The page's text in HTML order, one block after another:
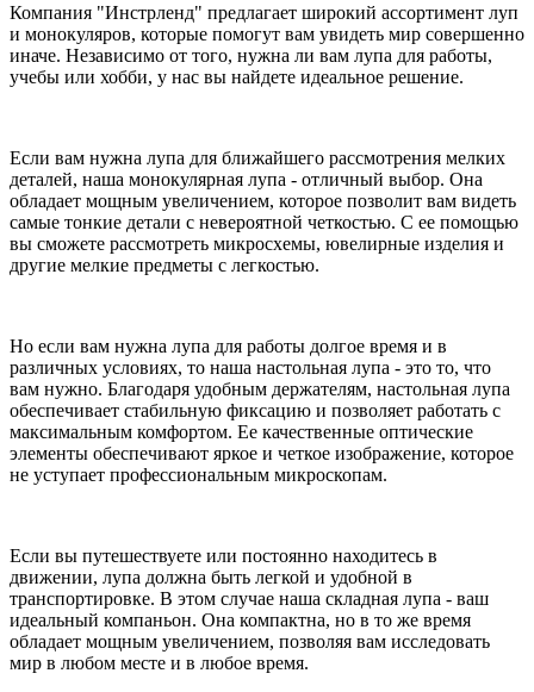
Компания "Инстрленд" предлагает широкий ассортимент луп
и монокуляров, которые помогут вам увидеть мир совершенно
иначе. Независимо от того, нужна ли вам лупа для работы,
учебы или хобби, у нас вы найдете идеальное решение.
Если вам нужна лупа для ближайшего рассмотрения мелких
деталей, наша монокулярная лупа - отличный выбор. Она
обладает мощным увеличением, которое позволит вам видеть
самые тонкие детали с невероятной четкостью. С ее помощью
вы сможете рассмотреть микросхемы, ювелирные изделия и
другие мелкие предметы с легкостью.
Но если вам нужна лупа для работы долгое время и в
различных условиях, то наша настольная лупа - это то, что
вам нужно. Благодаря удобным держателям, настольная лупа
обеспечивает стабильную фиксацию и позволяет работать с
максимальным комфортом. Ее качественные оптические
элементы обеспечивают яркое и четкое изображение, которое
не уступает профессиональным микроскопам.
Если вы путешествуете или постоянно находитесь в
движении, лупа должна быть легкой и удобной в
транспортировке. В этом случае наша складная лупа - ваш
идеальный компаньон. Она компактна, но в то же время
обладает мощным увеличением, позволяя вам исследовать
мир в любом месте и в любое время.